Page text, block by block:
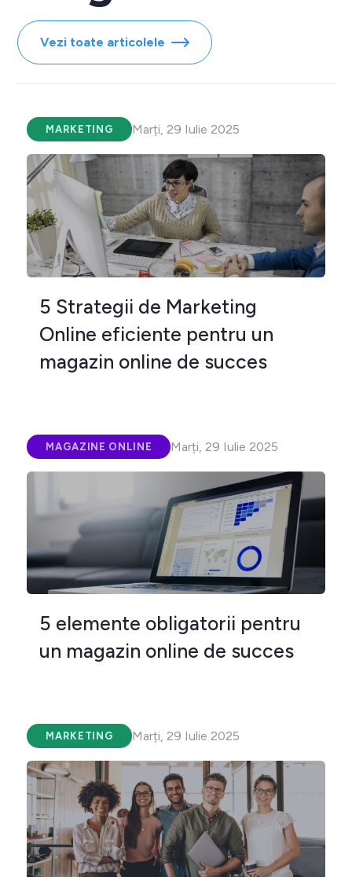
Vezi toate articolele
MARKETING Marți, 29 Iulie 2025
5 Strategii de Marketing
Online eficiente pentru un
magazin online de succes
MAGAZINE ONLINE Marți, 29 Iulie 2025
5 elemente obligatorii pentru
un magazin online de succes
MARKETING Marți, 29 Iulie 2025